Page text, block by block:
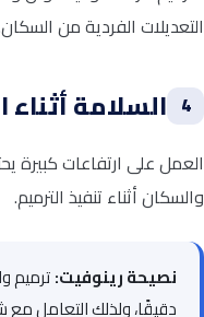
التعديلات الفردية من
4 السلامة أثناء
العمل على ارتفاعات كبيرة
والسكان أثناء تنفيذ الترميم.
نصيحة رينوفيت:ترميم
دقيقًا، ولذلك التعامل